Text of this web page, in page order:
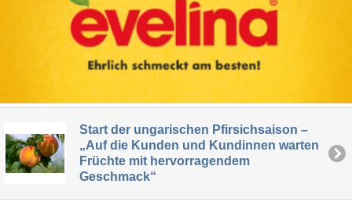
Start der ungarischen Pfirsichsaison –
„Auf die Kunden und Kundinnen warten
Früchte mit hervorragendem
Geschmack“